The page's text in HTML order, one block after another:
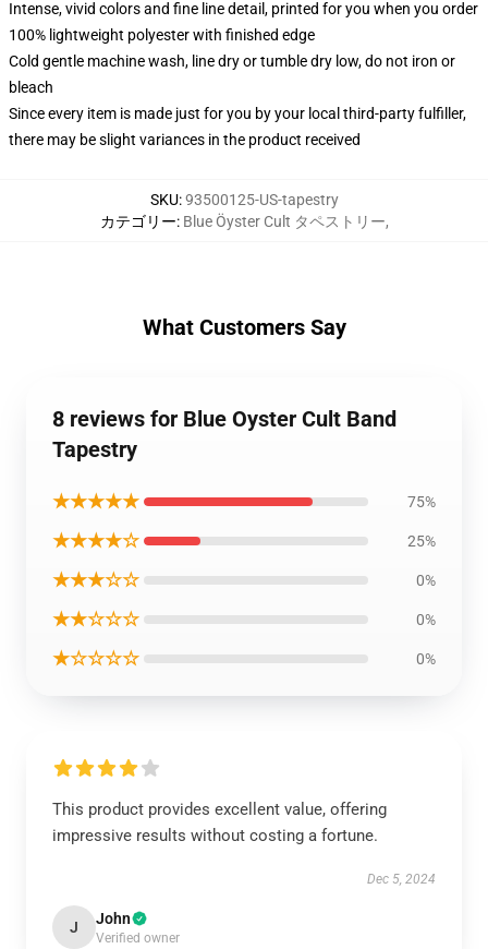
Intense, vivid colors and fine line detail, printed for you when you order
100% lightweight polyester with finished edge
Cold gentle machine wash, line dry or tumble dry low, do not iron or
bleach
Since every item is made just for you by your local third-party fulfiller,
there may be slight variances in the product received
SKU:93500125-US-tapestry
カテゴリー: Blue Öyster Cult タペストリー,
What Customers Say
8 reviews for Blue Oyster Cult Band
Tapestry
★★★★★ 75%
★★★★☆ 25%
★★★☆☆ 0%
★★☆☆☆ 0%
★☆☆☆☆ 0%
This product provides excellent value, offering
impressive results without costing a fortune.
Dec 5, 2024
J John
Verified owner